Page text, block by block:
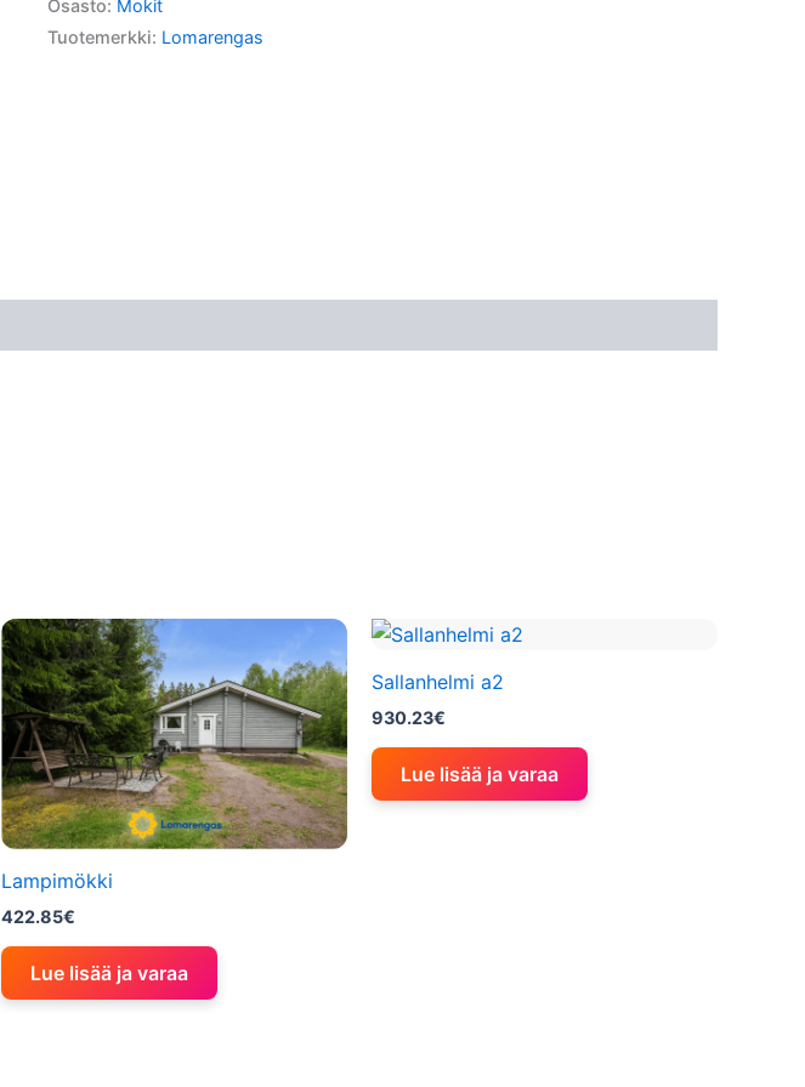
Osasto: Mokit
Tuotemerkki: Lomarengas
Lampimökki
422.85€
Lue lisää ja varaa
Sallanhelmi a2
930.23€
Lue lisää ja varaa